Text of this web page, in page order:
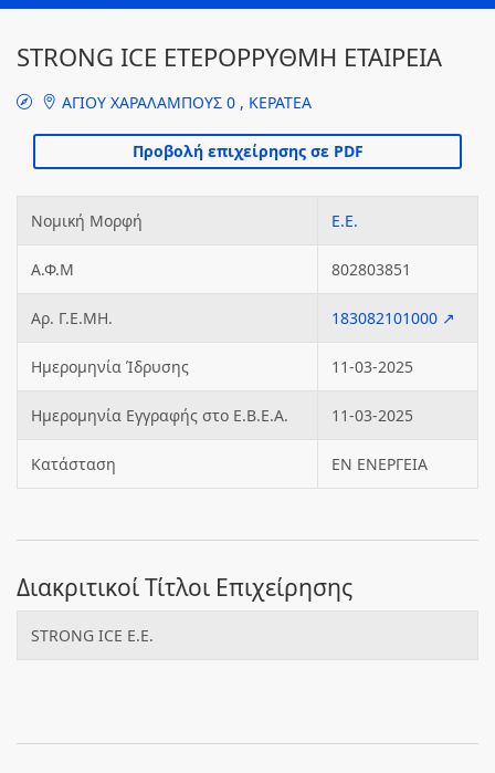
STRONG ICE ΕΤΕΡΟΡΡΥΘΜΗ ΕΤΑΙΡΕΙΑ
ΑΓΙΟΥ ΧΑΡΑΛΑΜΠΟΥΣ 0 , ΚΕΡΑΤΕΑ
Νομική Μορφή Ε.Ε.
Α.Φ.Μ 802803851
Αρ. Γ.Ε.ΜΗ. 183082101000 ↗
Ημερομηνία Ίδρυσης 11-03-2025
Ημερομηνία Εγγραφής στο Ε.Β.Ε.Α. 11-03-2025
Κατάσταση ΕΝ ΕΝΕΡΓΕΙΑ
Διακριτικοί Τίτλοι Επιχείρησης
STRONG ICE Ε.Ε.